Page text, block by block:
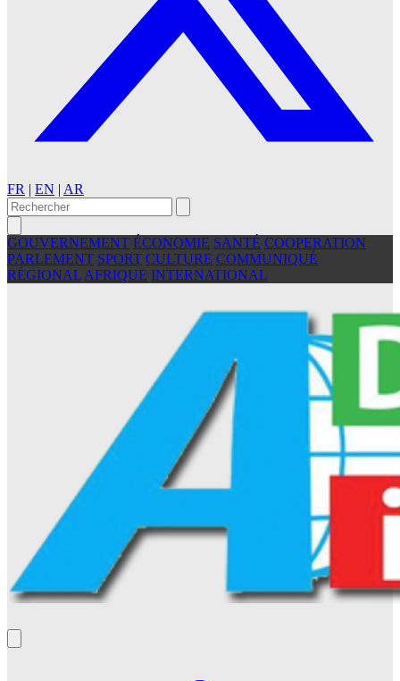
FR | EN | AR
GOUVERNEMENT ÉCONOMIE SANTÉ COOPERATION
PARLEMENT SPORT CULTURE COMMUNIQUÉ
RÉGIONAL AFRIQUE INTERNATIONAL